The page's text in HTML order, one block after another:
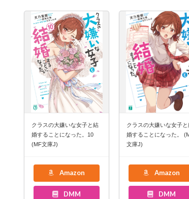
クラスの大嫌いな女子と結
婚することになった。10
(MF文庫J)
Amazon
DMM
クラスの大嫌いな女子と
婚することになった。
文庫J)
Amazon
DMM